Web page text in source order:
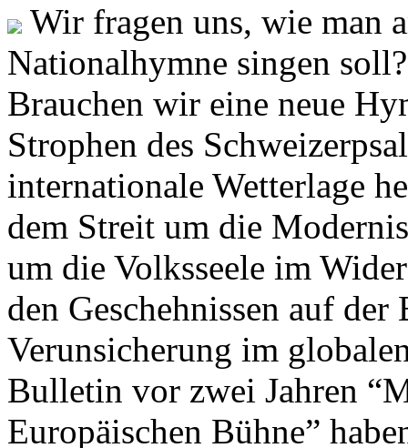
Wir fragen uns, wie man
Nationalhymne singen
Brauchen wir eine neue
Strophen des
internationale Wetterlage
dem Streit um die
um die Volksseele im
den Geschehnissen auf
Verunsicherung im
Bulletin vor zwei Jahren
Europäischen Bühne”